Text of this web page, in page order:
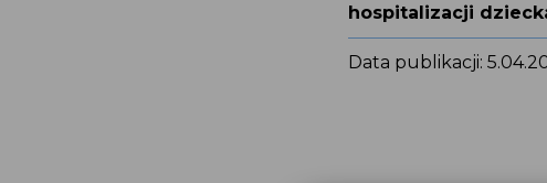
hospitalizacji
Data publikacji: